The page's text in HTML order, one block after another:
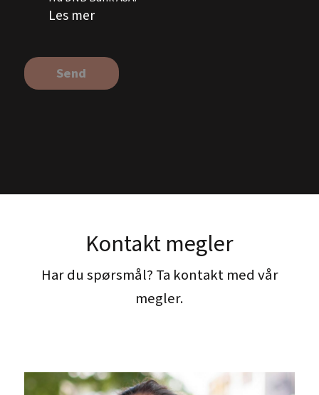
Les mer
Send
Kontakt megler
Har du spørsmål? Ta kontakt med vår
megler.